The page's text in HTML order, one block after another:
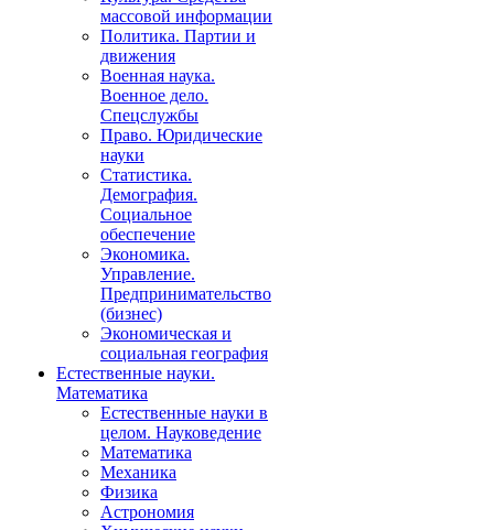
массовой информации
Политика. Партии и
движения
Военная наука.
Военное дело.
Спецслужбы
Право. Юридические
науки
Статистика.
Демография.
Социальное
обеспечение
Экономика.
Управление.
Предпринимательство
(бизнес)
Экономическая и
социальная география
Естественные науки.
Математика
Естественные науки в
целом. Науковедение
Математика
Механика
Физика
Астрономия